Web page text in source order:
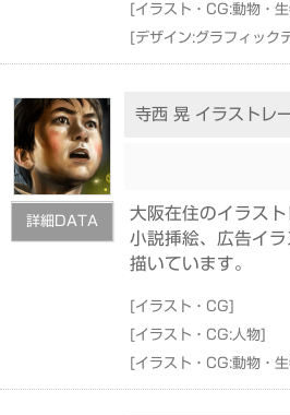
[イラスト・CG:動物・
[デザイン:グラフィック
詳細DATA
寺西 晃 イラストレ
大阪在住のイラスト
小説挿絵、広告イ
描いています。
[イラスト・CG]
[イラスト・CG:人物]
[イラスト・CG:動物・